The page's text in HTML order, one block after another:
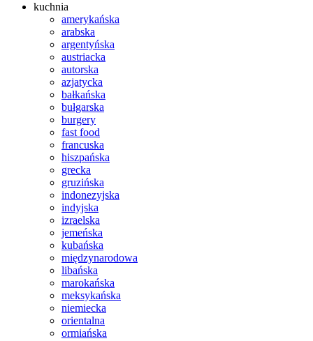
kuchnia
amerykańska
arabska
argentyńska
austriacka
autorska
azjatycka
bałkańska
bułgarska
burgery
fast food
francuska
hiszpańska
grecka
gruzińska
indonezyjska
indyjska
izraelska
jemeńska
kubańska
międzynarodowa
libańska
marokańska
meksykańska
niemiecka
orientalna
ormiańska